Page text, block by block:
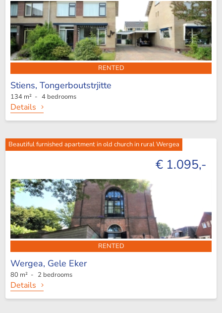
RENTED
Stiens, Tongerboutstrjitte
134 m² - 4 bedrooms
Details
Beautiful furnished apartment in old church in rural Wergea
€ 1.095,-
RENTED
Wergea, Gele Eker
80 m² - 2 bedrooms
Details